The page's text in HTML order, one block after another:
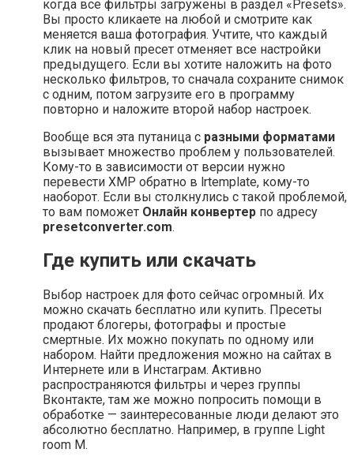
когда все фильтры загружены в раздел «Presets».
Вы просто кликаете на любой и смотрите как
меняется ваша фотография. Учтите, что каждый
клик на новый пресет отменяет все настройки
предыдущего. Если вы хотите наложить на фото
несколько фильтров, то сначала сохраните снимок
с одним, потом загрузите его в программу
повторно и наложите второй набор настроек.
Вообще вся эта путаница с разными форматами
вызывает множество проблем у пользователей.
Кому-то в зависимости от версии нужно
перевести XMP обратно в lrtemplate, кому-то
наоборот. Если вы столкнулись с такой проблемой,
то вам поможет Онлайн конвертер по адресу
presetconverter.com.
Где купить или скачать
Выбор настроек для фото сейчас огромный. Их
можно скачать бесплатно или купить. Пресеты
продают блогеры, фотографы и простые
смертные. Их можно покупать по одному или
набором. Найти предложения можно на сайтах в
Интернете или в Инстаграм. Активно
распространяются фильтры и через группы
Вконтакте, там же можно попросить помощи в
обработке — заинтересованные люди делают это
абсолютно бесплатно. Например, в группе Light
room М.